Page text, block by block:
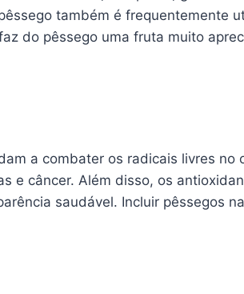
também é frequentemente
do pêssego uma fruta muito
a combater os radicais livres no
e câncer. Além disso, os
saudável. Incluir pêssegos